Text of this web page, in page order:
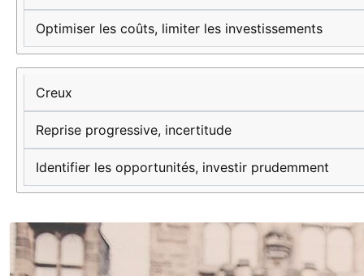
Optimiser les coûts, limiter les investissements
Creux
Reprise progressive, incertitude
Identifier les opportunités, investir prudemment